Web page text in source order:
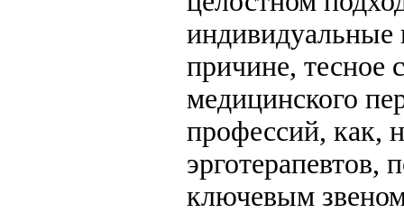
индивидуальные
причине, тесное
медицинского
профессий, как,
эрготерапевтов,
ключевым